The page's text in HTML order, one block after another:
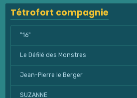
Tétrofort compagnie
"16"
Le Défilé des Monstres
Jean-Pierre le Berger
SUZANNE